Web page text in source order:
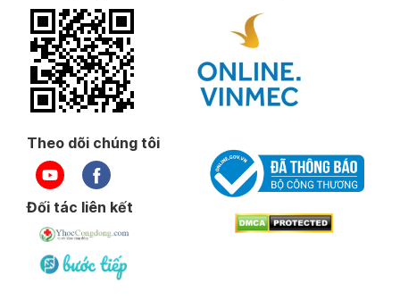
Theo dõi chúng tôi
Đối tác liên kết